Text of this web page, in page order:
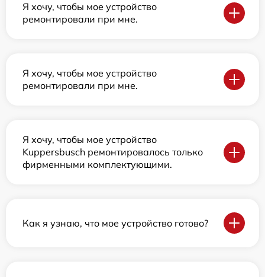
Я хочу, чтобы мое устройство
ремонтировали при мне.
Я хочу, чтобы мое устройство
ремонтировали при мне.
Я хочу, чтобы мое устройство
Kuppersbusch ремонтировалось только
фирменными комплектующими.
Как я узнаю, что мое устройство готово?